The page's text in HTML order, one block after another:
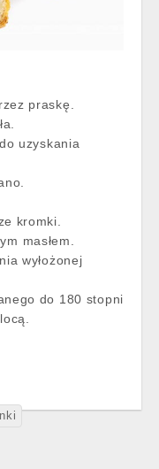
praskę.
uzyskania
kromki.
masłem.
wyłożonej
do 180 stopni